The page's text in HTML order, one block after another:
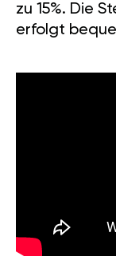
zu 15%. Die
erfolgt